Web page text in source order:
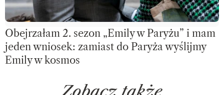
Obejrzałam 2. sezon „Emily w Paryżu” i mam
jeden wniosek: zamiast do Paryża wyślijmy
Emily w kosmos